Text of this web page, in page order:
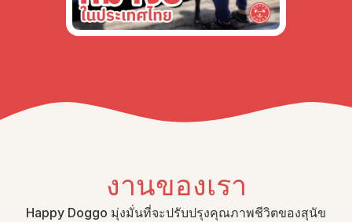
งานของเรา
Happy Doggo มุ่งมั่นที่จะปรับปรุงคุณภาพชีวิตของสุนัข